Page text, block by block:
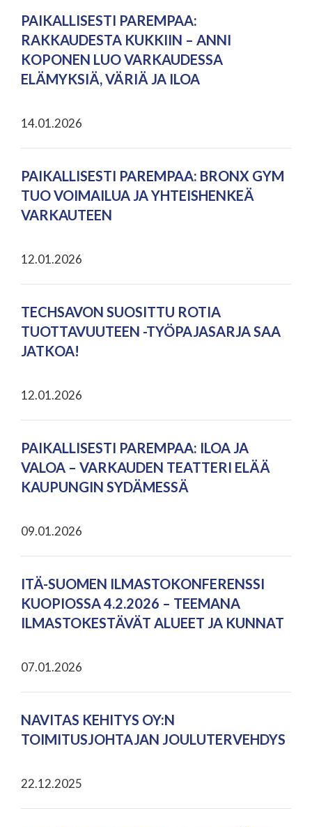
PAIKALLISESTI PAREMPAA:
RAKKAUDESTA KUKKIIN – ANNI
KOPONEN LUO VARKAUDESSA
ELÄMYKSIÄ, VÄRIÄ JA ILOA
14.01.2026
PAIKALLISESTI PAREMPAA: BRONX GYM
TUO VOIMAILUA JA YHTEISHENKEÄ
VARKAUTEEN
12.01.2026
TECHSAVON SUOSITTU ROTIA
TUOTTAVUUTEEN -TYÖPAJASARJA SAA
JATKOA!
12.01.2026
PAIKALLISESTI PAREMPAA: ILOA JA
VALOA – VARKAUDEN TEATTERI ELÄÄ
KAUPUNGIN SYDÄMESSÄ
09.01.2026
ITÄ-SUOMEN ILMASTOKONFERENSSI
KUOPIOSSA 4.2.2026 – TEEMANA
ILMASTOKESTÄVÄT ALUEET JA KUNNAT
07.01.2026
NAVITAS KEHITYS OY:N
TOIMITUSJOHTAJAN JOULUTERVEHDYS
22.12.2025